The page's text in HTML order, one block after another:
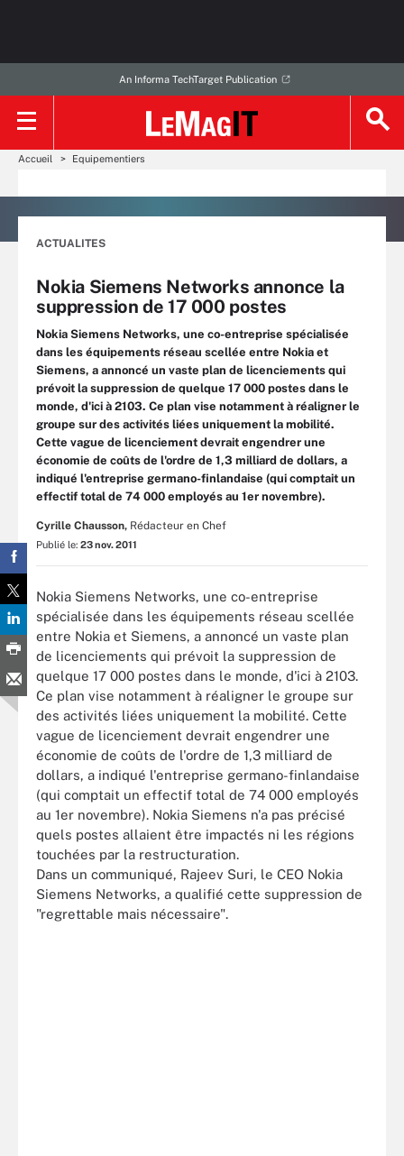
An Informa TechTarget Publication
Accueil Equipementiers
ACTUALITES
Nokia Siemens Networks annonce la
suppression de 17 000 postes
Nokia Siemens Networks, une co-entreprise spécialisée
dans les équipements réseau scellée entre Nokia et
Siemens, a annoncé un vaste plan de licenciements qui
prévoit la suppression de quelque 17 000 postes dans le
monde, d'ici à 2103. Ce plan vise notamment à réaligner le
groupe sur des activités liées uniquement la mobilité.
Cette vague de licenciement devrait engendrer une
économie de coûts de l'ordre de 1,3 milliard de dollars, a
indiqué l'entreprise germano-finlandaise (qui comptait un
effectif total de 74 000 employés au 1er novembre).
Cyrille Chausson, Rédacteur en Chef
Publié le: 23 nov. 2011
Nokia Siemens Networks, une co-entreprise
spécialisée dans les équipements réseau scellée
entre Nokia et Siemens, a annoncé un vaste plan
de licenciements qui prévoit la suppression de
quelque 17 000 postes dans le monde, d'ici à 2103.
Ce plan vise notamment à réaligner le groupe sur
des activités liées uniquement la mobilité. Cette
vague de licenciement devrait engendrer une
économie de coûts de l'ordre de 1,3 milliard de
dollars, a indiqué l'entreprise germano-finlandaise
(qui comptait un effectif total de 74 000 employés
au 1er novembre). Nokia Siemens n'a pas précisé
quels postes allaient être impactés ni les régions
touchées par la restructuration.
Dans un communiqué, Rajeev Suri, le CEO Nokia
Siemens Networks, a qualifié cette suppression de
"regrettable mais nécessaire".